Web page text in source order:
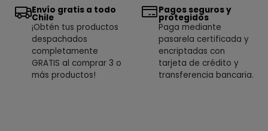
Envío gratis a todo
Chile
¡Obtén tus productos
despachados
completamente
GRATIS al comprar 3 o
más productos!
Pagos seguros y
protegidos
Paga mediante
pasarela certificada y
encriptadas con
tarjeta de crédito y
transferencia bancaria.